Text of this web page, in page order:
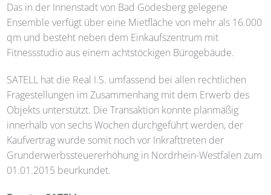
Das in der Innenstadt von Bad Godesberg gelegene
Ensemble verfügt über eine Mietfläche von mehr als 16.000
qm und besteht neben dem Einkaufszentrum mit
Fitnessstudio aus einem achtstöckigen Bürogebäude.
SATELL hat die Real I.S. umfassend bei allen rechtlichen
Fragestellungen im Zusammenhang mit dem Erwerb des
Objekts unterstützt. Die Transaktion konnte planmäßig
innerhalb von sechs Wochen durchgeführt werden, der
Kaufvertrag wurde somit noch vor Inkrafttreten der
Grunderwerbssteuererhöhung in Nordrhein-Westfalen zum
01.01.2015 beurkundet.